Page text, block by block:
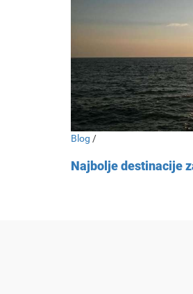
Blog /
Najbolje destinacije